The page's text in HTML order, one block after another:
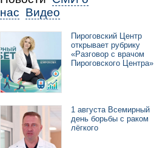
нас Видео
Пироговский Центр
открывает рубрику
«Разговор с врачом
Пироговского Центра»
1 августа Всемирный
день борьбы с раком
лёгкого